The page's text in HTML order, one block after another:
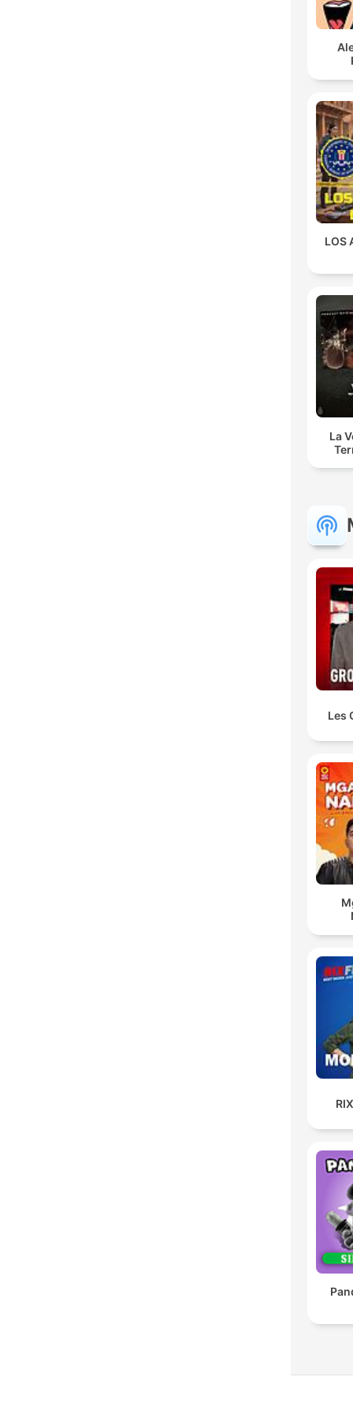
LOS
La
Les